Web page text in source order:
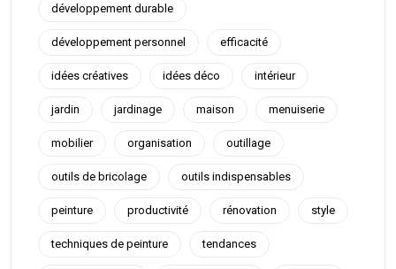
développement durable
développement personnel efficacité
idées créatives idées déco intérieur
jardin jardinage maison menuiserie
mobilier organisation outillage
outils de bricolage outils indispensables
peinture productivité rénovation style
techniques de peinture tendances